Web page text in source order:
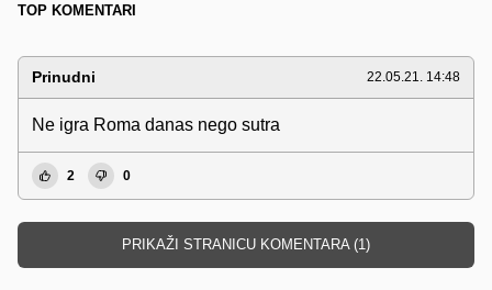
TOP KOMENTARI
Prinudni 22.05.21. 14:48
Ne igra Roma danas nego sutra
2 0
PRIKAŽI STRANICU KOMENTARA (1)